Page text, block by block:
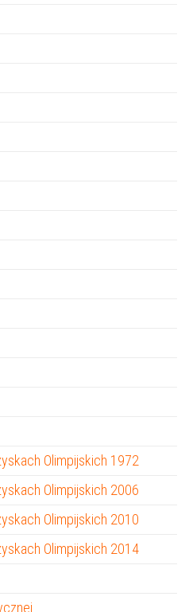
Olimpijskich 1972
Olimpijskich 2006
Olimpijskich 2010
Olimpijskich 2014